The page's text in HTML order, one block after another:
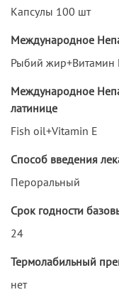
Капсулы 100 шт
Международное
Рыбий жир+Витамин
Международное
латинице
Fish oil+Vitamin E
Способ введения
Пероральный
Срок годности
24
Термолабильный
нет